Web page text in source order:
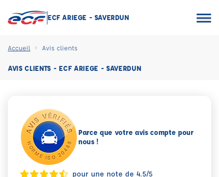
ECF ARIEGE - SAVERDUN
Accueil Avis clients
AVIS CLIENTS - ECF ARIEGE - SAVERDUN
Parce que votre avis compte pour
nous !
pour une note de 4.5/5